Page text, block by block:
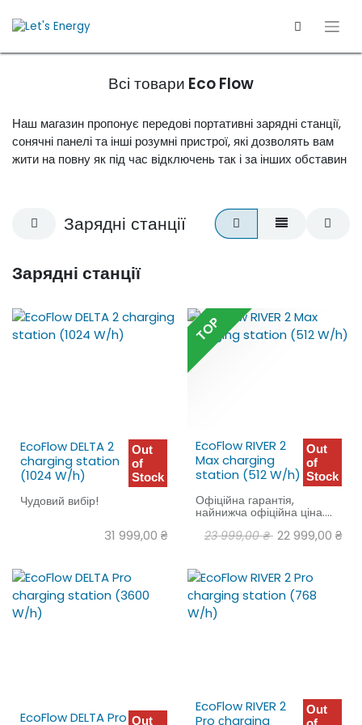
Всі товари Eco Flow
Наш магазин пропонує передові портативні зарядні станції,
сонячні панелі та інші розумні пристрої, які дозволять вам
жити на повну як під час відключень так і за інших обставин
Зарядні станції
Зарядні станції
EcoFlow DELTA 2
charging station
(1024 W/h)
Out
of
Stock
Чудовий вибір!
31 999,00 ₴
TOP
EcoFlow RIVER 2
Max charging
station (512 W/h)
Out
of
Stock
Офіційна гарантія,
найнижча офіційна ціна.
Чудовий вибір!
23 999,00₴ 22 999,00 ₴
EcoFlow DELTA Pro Out
EcoFlow RIVER 2
Pro сharging
Out